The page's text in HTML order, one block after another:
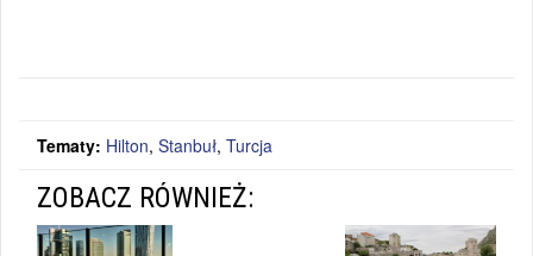
Tematy: Hilton, Stanbuł, Turcja
ZOBACZ RÓWNIEŻ: